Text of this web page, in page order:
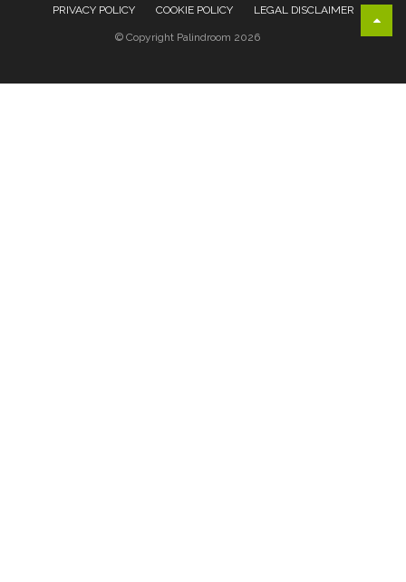
PRIVACY POLICY COOKIE POLICY LEGAL DISCLAIMER
© Copyright Palindroom 2026